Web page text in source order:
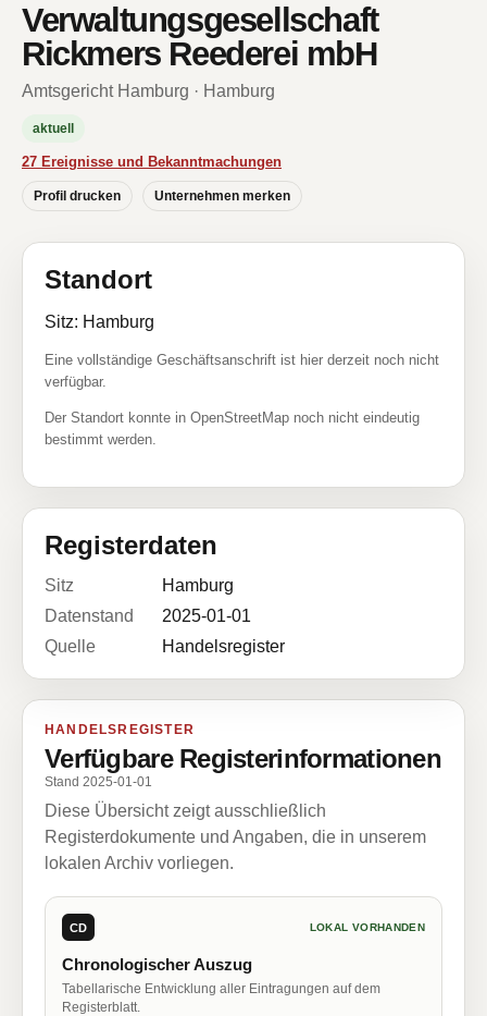
Verwaltungsgesellschaft
Rickmers Reederei mbH
Amtsgericht Hamburg · Hamburg
aktuell
27 Ereignisse und Bekanntmachungen
Profil drucken Unternehmen merken
Standort
Sitz: Hamburg
Eine vollständige Geschäftsanschrift ist hier derzeit noch nicht
verfügbar.
Der Standort konnte in OpenStreetMap noch nicht eindeutig
bestimmt werden.
Registerdaten
Sitz
Hamburg
Datenstand
2025-01-01
Quelle
Handelsregister
HANDELSREGISTER
Verfügbare Registerinformationen
Stand 2025-01-01
Diese Übersicht zeigt ausschließlich
Registerdokumente und Angaben, die in unserem
lokalen Archiv vorliegen.
CD LOKAL VORHANDEN
Chronologischer Auszug
Tabellarische Entwicklung aller Eintragungen auf dem
Registerblatt.